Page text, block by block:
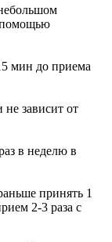
помощью
мин до приема
не зависит от
в неделю в
принять 1
2-3 раза с